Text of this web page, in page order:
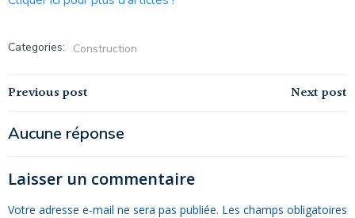
Categories: Construction
Navigation
de
l’article
Previous post Navigation
l’article
Next post
Aucune réponse
Laisser un commentaire
Votre adresse e-mail ne sera pas publiée. Les champs obligatoires